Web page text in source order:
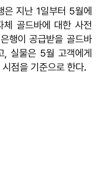
지난 1일부터 5월에
골드바에 대한 사전
행이 공급받을 골드바
실물은 5월 고객에게
점을 기준으로 한다.